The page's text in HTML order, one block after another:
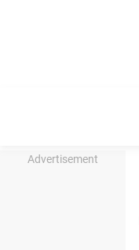
Advertisement